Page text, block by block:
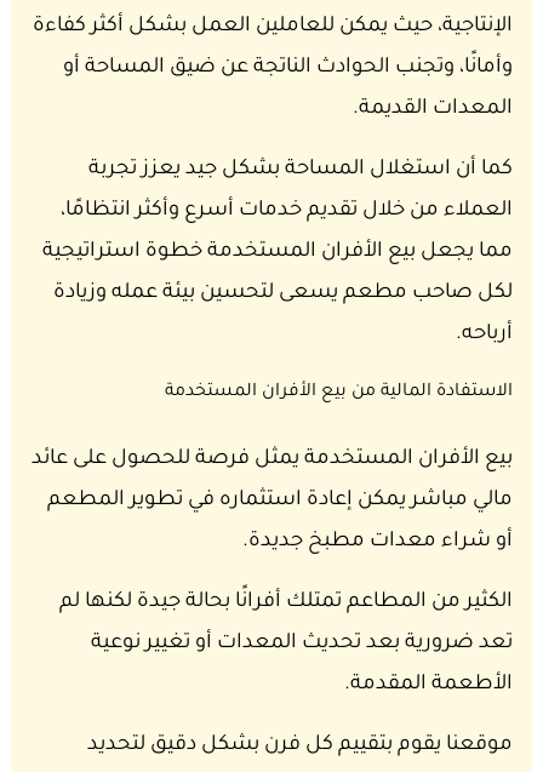
الإنتاجية، حيث يمكن للعاملين العمل بشكل أكثر كفاءة
وأمانًا، وتجنب الحوادث الناتجة عن ضيق المساحة أو
المعدات القديمة.
كما أن استغلال المساحة بشكل جيد يعزز تجربة
العملاء من خلال تقديم خدمات أسرع وأكثر انتظامًا،
مما يجعل بيع الأفران المستخدمة خطوة استراتيجية
لكل صاحب مطعم يسعى لتحسين بيئة عمله وزيادة
أرباحه.
الاستفادة المالية من بيع الأفران المستخدمة
بيع الأفران المستخدمة يمثل فرصة للحصول على عائد
مالي مباشر يمكن إعادة استثماره في تطوير المطعم
أو شراء معدات مطبخ جديدة.
الكثير من المطاعم تمتلك أفرانًا بحالة جيدة لكنها لم
تعد ضرورية بعد تحديث المعدات أو تغيير نوعية
الأطعمة المقدمة.
موقعنا يقوم بتقييم كل فرن بشكل دقيق لتحديد